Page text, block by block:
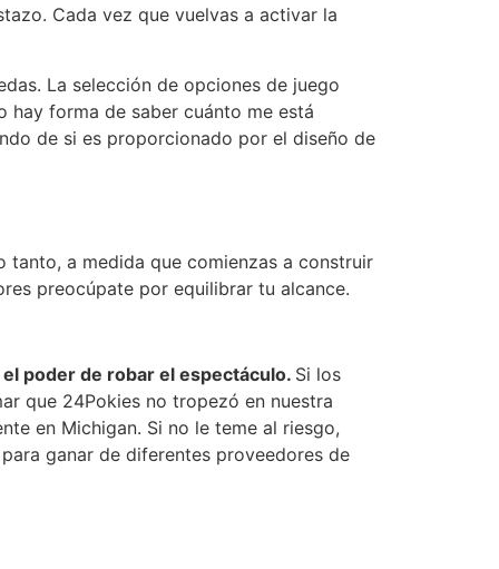
Cada vez que vuelvas a activar la
La selección de opciones de juego
hay forma de saber cuánto me está
de si es proporcionado por el diseño de
tanto, a medida que comienzas a construir
preocúpate por equilibrar tu alcance.
poder de robar el espectáculo. Si los
que 24Pokies no tropezó en nuestra
en Michigan. Si no le teme al riesgo,
ganar de diferentes proveedores de